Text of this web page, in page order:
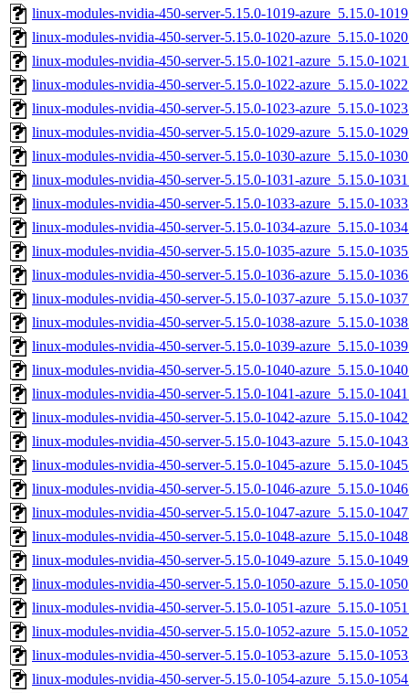
linux-modules-nvidia-450-server-5.15.0-1019-azure_5.15.0-
linux-modules-nvidia-450-server-5.15.0-1020-azure_5.15.0-
linux-modules-nvidia-450-server-5.15.0-1021-azure_5.15.0-
linux-modules-nvidia-450-server-5.15.0-1022-azure_5.15.0-
linux-modules-nvidia-450-server-5.15.0-1023-azure_5.15.0-
linux-modules-nvidia-450-server-5.15.0-1029-azure_5.15.0-
linux-modules-nvidia-450-server-5.15.0-1030-azure_5.15.0-
linux-modules-nvidia-450-server-5.15.0-1031-azure_5.15.0-
linux-modules-nvidia-450-server-5.15.0-1033-azure_5.15.0-
linux-modules-nvidia-450-server-5.15.0-1034-azure_5.15.0-
linux-modules-nvidia-450-server-5.15.0-1035-azure_5.15.0-
linux-modules-nvidia-450-server-5.15.0-1036-azure_5.15.0-
linux-modules-nvidia-450-server-5.15.0-1037-azure_5.15.0-
linux-modules-nvidia-450-server-5.15.0-1038-azure_5.15.0-
linux-modules-nvidia-450-server-5.15.0-1039-azure_5.15.0-
linux-modules-nvidia-450-server-5.15.0-1040-azure_5.15.0-
linux-modules-nvidia-450-server-5.15.0-1041-azure_5.15.0-
linux-modules-nvidia-450-server-5.15.0-1042-azure_5.15.0-
linux-modules-nvidia-450-server-5.15.0-1043-azure_5.15.0-
linux-modules-nvidia-450-server-5.15.0-1045-azure_5.15.0-
linux-modules-nvidia-450-server-5.15.0-1046-azure_5.15.0-
linux-modules-nvidia-450-server-5.15.0-1047-azure_5.15.0-
linux-modules-nvidia-450-server-5.15.0-1048-azure_5.15.0-
linux-modules-nvidia-450-server-5.15.0-1049-azure_5.15.0-
linux-modules-nvidia-450-server-5.15.0-1050-azure_5.15.0-
linux-modules-nvidia-450-server-5.15.0-1051-azure_5.15.0-
linux-modules-nvidia-450-server-5.15.0-1052-azure_5.15.0-
linux-modules-nvidia-450-server-5.15.0-1053-azure_5.15.0-
linux-modules-nvidia-450-server-5.15.0-1054-azure_5.15.0-